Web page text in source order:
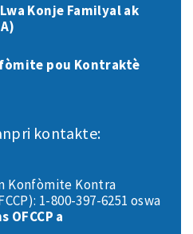
Konje Familyal ak
pou Kontraktè
kontakte:
Konfòmite Kontra
1-800-397-6251 oswa
OFCCP a